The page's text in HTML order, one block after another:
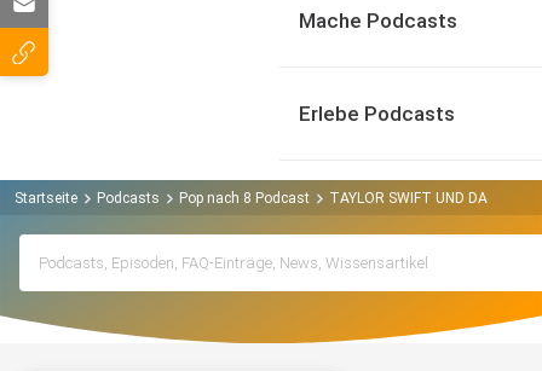
Mache Podcasts
Erlebe Podcasts
Startseite Podcasts Pop nach 8 Podcast TAYLOR SWIFT UND DAS